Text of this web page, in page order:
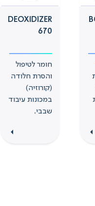
DEOXIDIZER
670
חומר לטיפול
והסרת חלודה
(קורוזיה)
במכונות עיבוד
שבבי.